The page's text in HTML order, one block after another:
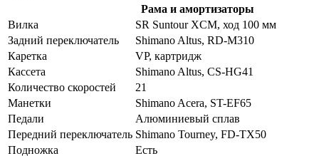
Рама и амортизаторы
Вилка
SR Suntour XCM, ход 100 мм
Задний переключатель
Shimano Altus, RD-M310
Каретка
VP, картридж
Кассета
Shimano Altus, CS-HG41
Количество скоростей
21
Манетки
Shimano Acera, ST-EF65
Педали
Алюминиевый сплав
Передний переключатель Shimano Tourney, FD-TX50
Подножка
Есть